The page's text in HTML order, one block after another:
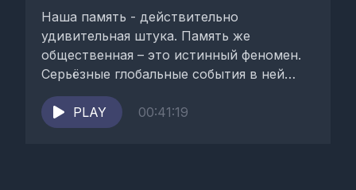
Наша память - действительно
удивительная штука. Память же
общественная – это истинный феномен.
Серьёзные глобальные события в ней
тесно переплетаются с маленькими,
казалось бы,...
PLAY 00:41:19